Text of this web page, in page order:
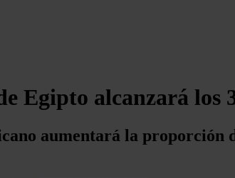
Egipto alcanzará los
aumentará la proporción